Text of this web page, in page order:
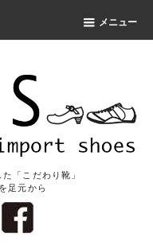
メニュー
「こだわり靴」
足元から